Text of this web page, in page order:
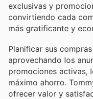
exclusivas y
convirtiendo cada
más gratificante y
Planificar sus
aprovechando los
promociones activas,
máximo ahorro.
ofrecer valor y